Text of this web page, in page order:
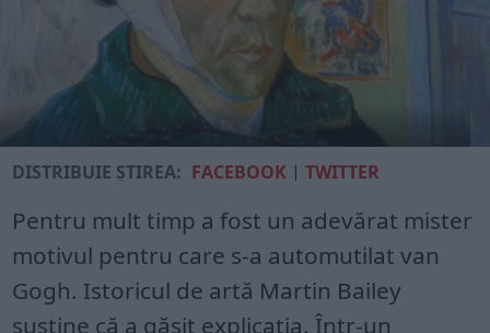
DISTRIBUIE ȘTIREA: FACEBOOK |TWITTER
Pentru mult timp a fost un adevărat mister
motivul pentru care s-a automutilat van
Gogh. Istoricul de artă Martin Bailey
susține că a găsit explicația. Într-un